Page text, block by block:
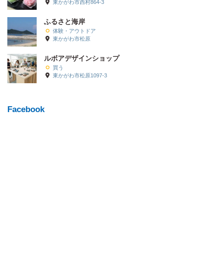
東かがわ市西村864-3
ふるさと海岸
体験・アウトドア
東かがわ市松原
ルボアデザインショップ
買う
東かがわ市松原1097-3
Facebook